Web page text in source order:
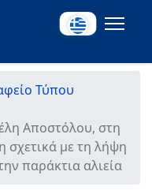
Τύπου
Αποστόλου, στη
σχετικά με τη λήψη
παράκτια αλιεία